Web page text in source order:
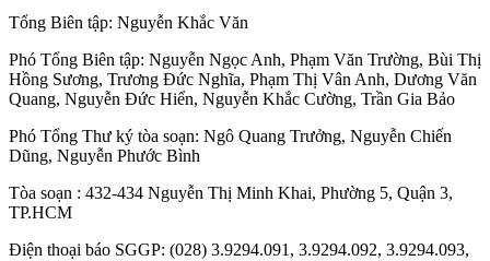
Tổng Biên tập: Nguyễn Khắc Văn
Phó Tổng Biên tập: Nguyễn Ngọc Anh, Phạm Văn Trường, Bùi Thị
Hồng Sương, Trương Đức Nghĩa, Phạm Thị Vân Anh, Dương Văn
Quang, Nguyễn Đức Hiển, Nguyễn Khắc Cường, Trần Gia Bảo
Phó Tổng Thư ký tòa soạn: Ngô Quang Trưởng, Nguyễn Chiến
Dũng, Nguyễn Phước Bình
Tòa soạn : 432-434 Nguyễn Thị Minh Khai, Phường 5, Quận 3,
TP.HCM
Điện thoại báo SGGP: (028) 3.9294.091, 3.9294.092, 3.9294.093,